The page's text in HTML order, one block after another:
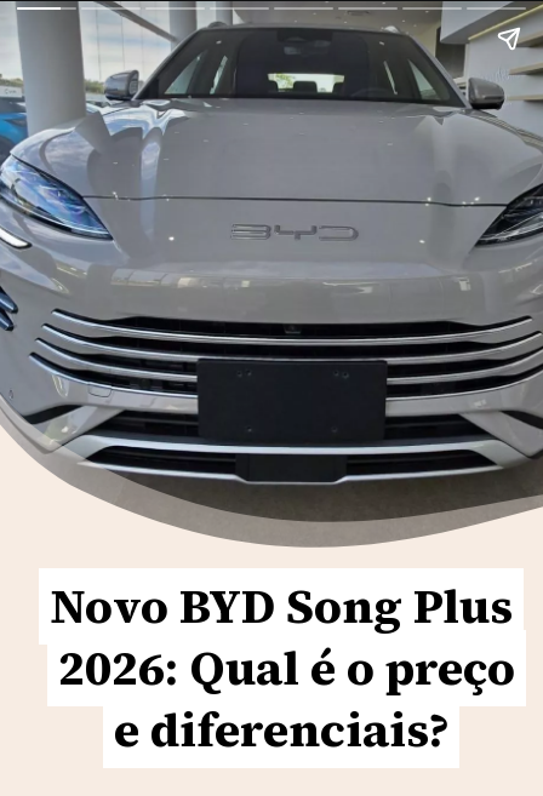
Novo BYD Song Plus
2026: Qual é o preço
e diferenciais?
Novo BYD Song Plus
2026: Qual é o preço
e diferenciais?